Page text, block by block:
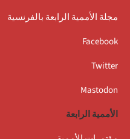
مجلة الأممية الرابعة بالفرنسية
Facebook
Twitter
Mastodon
الأممية الرابعة